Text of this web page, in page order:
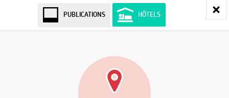
PUBLICATIONS HÔTELS